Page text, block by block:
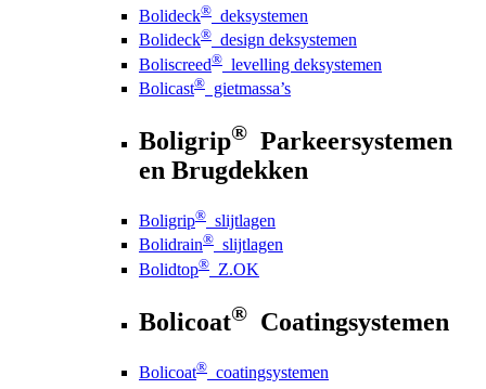
Bolideck® deksystemen
Bolideck® design deksystemen
Boliscreed® levelling deksystemen
Bolicast® gietmassa’s
Boligrip® Parkeersystemen
en Brugdekken
Boligrip® slijtlagen
Bolidrain® slijtlagen
Bolidtop® Z.OK
Bolicoat® Coatingsystemen
Bolicoat® coatingsystemen